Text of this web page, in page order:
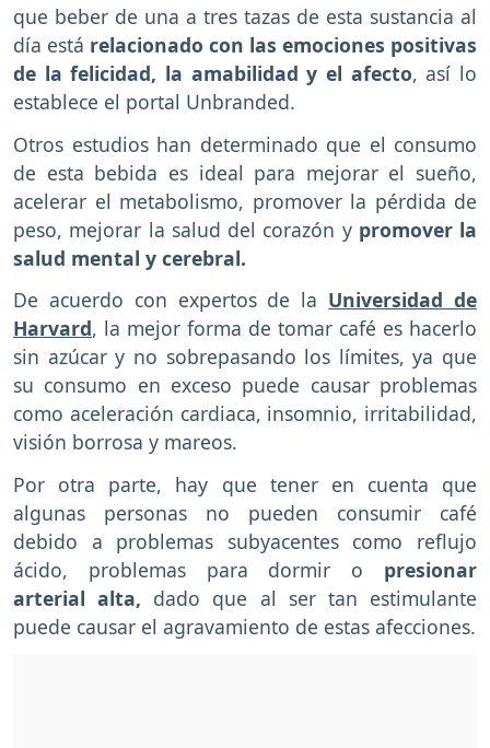
que beber de una a tres tazas de esta sustancia al
día está relacionado con las emociones positivas
de la felicidad, la amabilidad y el afecto, así lo
establece el portal Unbranded.
Otros estudios han determinado que el consumo
de esta bebida es ideal para mejorar el sueño,
acelerar el metabolismo, promover la pérdida de
peso, mejorar la salud del corazón ypromover la
salud mental y cerebral.
De acuerdo con expertos de la Universidad de
Harvard, la mejor forma de tomar café es hacerlo
sin azúcar y no sobrepasando los límites, ya que
su consumo en exceso puede causar problemas
como aceleración cardiaca, insomnio, irritabilidad,
visión borrosa y mareos.
Por otra parte, hay que tener en cuenta que
algunas personas no pueden consumir café
debido a problemas subyacentes como reflujo
ácido, problemas para dormir o presionar
arterial alta, dado que al ser tan estimulante
puede causar el agravamiento de estas afecciones.